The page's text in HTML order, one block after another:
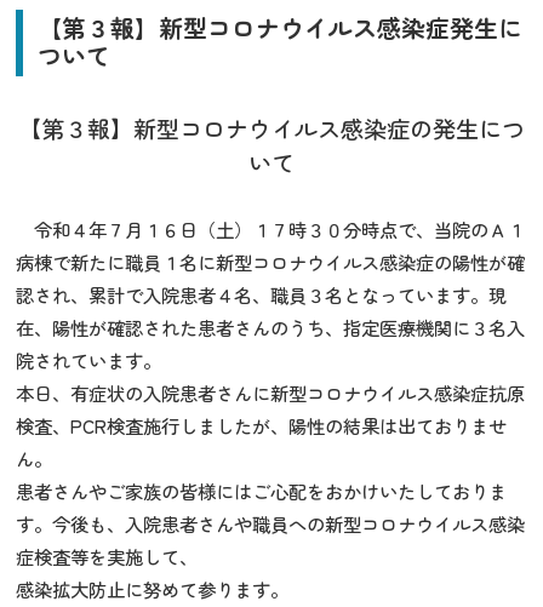
【第３報】新型コロナウイルス感染症発生に
ついて
【第３報】新型コロナウイルス感染症の発生につ
いて
令和４年７月１６日（土）１７時３０分時点で、当院のＡ１
病棟で新たに職員１名に新型コロナウイルス感染症の陽性が確
認され、累計で入院患者４名、職員３名となっています。現
在、陽性が確認された患者さんのうち、指定医療機関に３名入
院されています。
本日、有症状の入院患者さんに新型コロナウイルス感染症抗原
検査、PCR検査施行しましたが、陽性の結果は出ておりませ
ん。
患者さんやご家族の皆様にはご心配をおかけいたしておりま
す。今後も、入院患者さんや職員への新型コロナウイルス感染
症検査等を実施して、
感染拡大防止に努めて参ります。